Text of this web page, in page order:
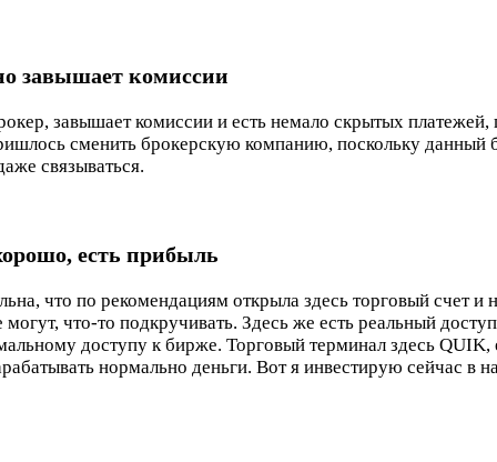
завышает комиссии
завышает комиссии и есть немало скрытых
сменить брокерскую компанию, поскольку данный
связываться.
есть прибыль
что по рекомендациям открыла здесь торговый счет и
могут, что-то подкручивать. Здесь же есть реальный
доступу к бирже. Торговый терминал здесь
нормально деньги. Вот я инвестирую сейчас в